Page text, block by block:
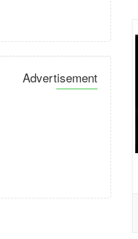
Advertisement